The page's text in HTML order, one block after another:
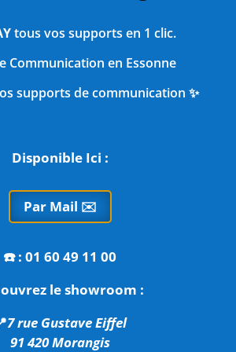
tous vos supports en 1 clic.
Communication en Essonne
supports de communication ✨
Disponible Ici :
Par Mail ✉️
☎️: 01 60 49 11 00
le showroom :
7 rue Gustave Eiffel
91 420 Morangis